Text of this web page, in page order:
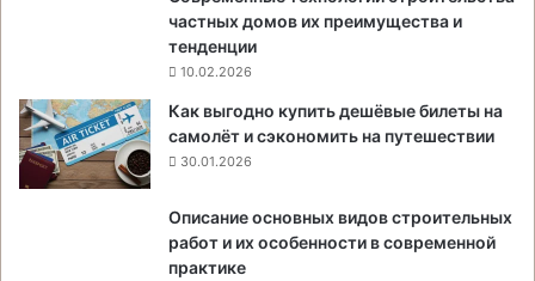
частных домов их преимущества и
тенденции
10.02.2026
Как выгодно купить дешёвые билеты на
самолёт и сэкономить на путешествии
30.01.2026
Описание основных видов строительных
работ и их особенности в современной
практике